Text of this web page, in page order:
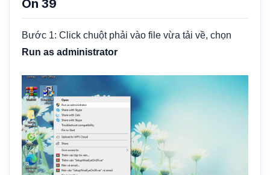
On 39
Bước 1: Click chuột phải vào file vừa tải về, chọn
Run as administrator